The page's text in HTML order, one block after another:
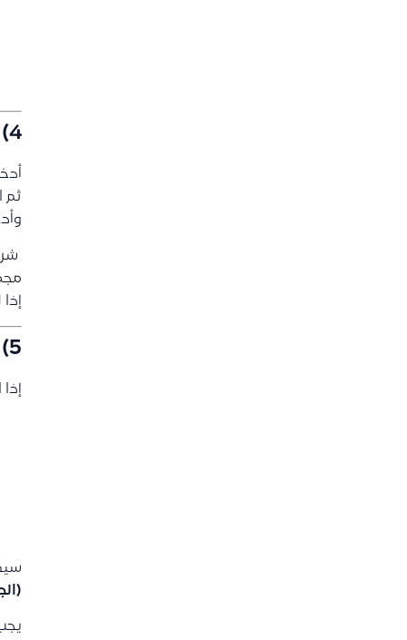
4) إدخال الحسابات (مدين / دائن)
ثم
5) عند استخدام حسابات خاصة